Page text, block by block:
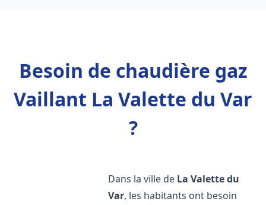
Besoin de chaudière gaz
Vaillant La Valette du Var
?
Dans la ville de La Valette du
Var, les habitants ont besoin